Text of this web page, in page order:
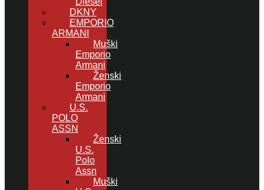
DKNY
EMPORIO
ARMANI
Muški
Emporio
Armani
Ženski
Emporio
Armani
U.S.
POLO
ASSN
Ženski
U.S.
Polo
Assn
Muški